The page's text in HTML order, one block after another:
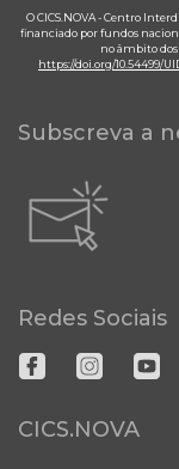
O CICS.NOVA - Centro
financiado por fundos
no âmbito dos
https://doi.org/10.54499/
Subscreva a
Redes Sociais
CICS.NOVA